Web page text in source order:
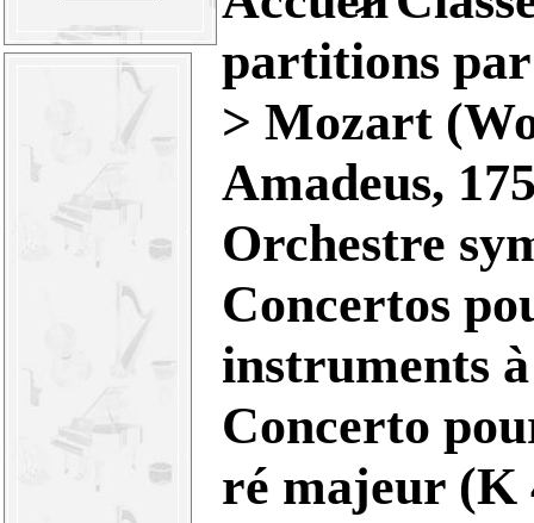
partitions
> Mozart
Amadeus,
Orchestre
Concertos
instruments
Concerto
ré majeur (K